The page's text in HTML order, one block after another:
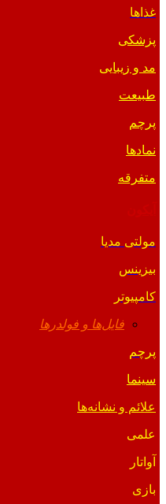
غذاها
پزشکی
مد و زیبایی
طبیعت
پرچم
نمادها
متفرقه
مولتی مدیا
بیزینس
کامپیوتر
فایل‌ها و فولدرها
پرچم
سینما
علائم و نشانه‌ها
علمی
آواتار
بازی